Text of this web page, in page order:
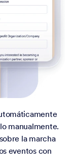
manualmente.
la marcha
eventos con